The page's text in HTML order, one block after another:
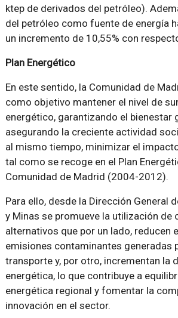
ktep de derivados del petróleo).
del petróleo como fuente de energía
un incremento de 10,55% con
Plan Energético
En este sentido, la Comunidad de
como objetivo mantener el nivel de
energético, garantizando el bienestar
asegurando la creciente actividad
al mismo tiempo, minimizar el
tal como se recoge en el Plan
Comunidad de Madrid (2004-2012).
Para ello, desde la Dirección General
y Minas se promueve la utilización de
alternativos que por un lado, reducen
emisiones contaminantes generadas
transporte y, por otro, incrementan la
energética, lo que contribuye a
energética regional y fomentar la
innovación en el sector.